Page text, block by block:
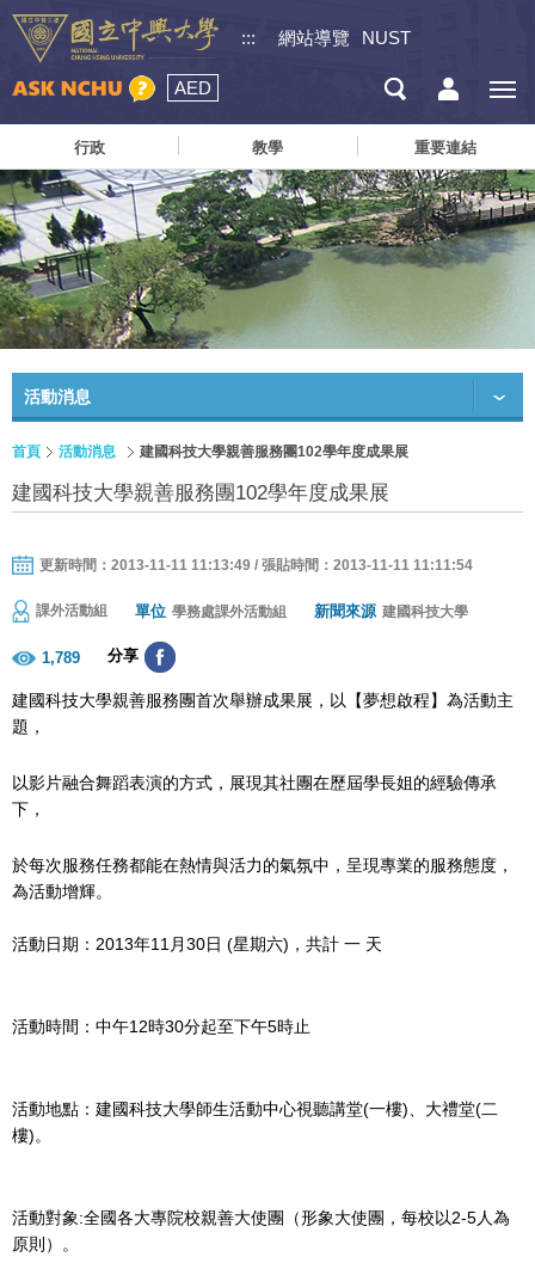
::: 網站導覽 NUST
AED
行政 教學 重要連結
活動消息
首頁 活動消息 建國科技大學親善服務團102學年度成果展
建國科技大學親善服務團102學年度成果展
更新時間：2013-11-11 11:13:49 / 張貼時間：2013-11-11 11:11:54
課外活動組 單位 學務處課外活動組 新聞來源 建國科技大學
1,789 分享
建國科技大學親善服務團首次舉辦成果展，以【夢想啟程】為活動主
題，
以影片融合舞蹈表演的方式，展現其社團在歷屆學長姐的經驗傳承
下，
於每次服務任務都能在熱情與活力的氣氛中，呈現專業的服務態度，
為活動增輝。
活動日期：2013年11月30日 (星期六)，共計 一 天
活動時間：中午12時30分起至下午5時止
活動地點：建國科技大學師生活動中心視聽講堂(一樓)、大禮堂(二
樓)。
活動對象:全國各大專院校親善大使團（形象大使團，每校以2-5人為
原則）。